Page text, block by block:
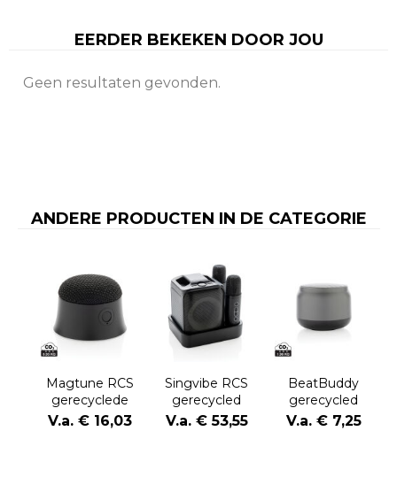
EERDER BEKEKEN DOOR JOU
Geen resultaten gevonden.
ANDERE PRODUCTEN IN DE CATEGORIE
Magtune RCS
gerecyclede
plastic
magnetische
V.a. € 16,03
Singvibe RCS
gerecycled
plastic
karaokeset met
V.a. € 53,55
BeatBuddy
gerecycled
plastic 3W-
luidspreker
V.a. € 7,25